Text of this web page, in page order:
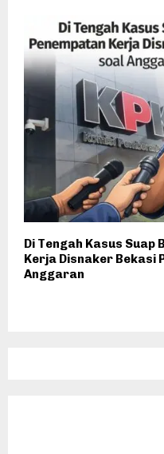
Di Tengah Kasus Suap
Kerja Disnaker Bekasi
Anggaran